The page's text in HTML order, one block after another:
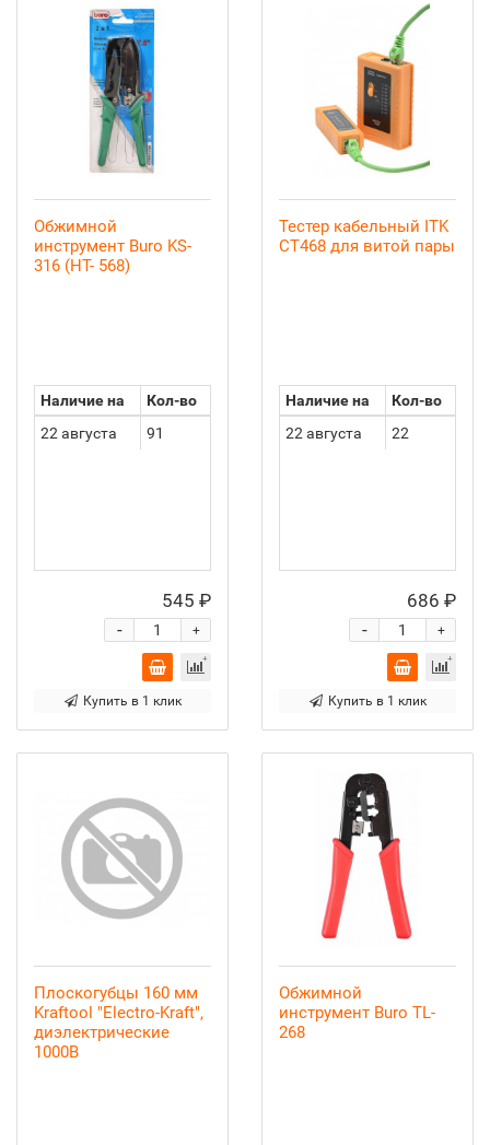
Обжимной
инструмент Buro KS-
316 (HT- 568)
Наличие на
Кол-во
22 августа
91
545 ₽
+
-
Купить в 1 клик
Тестер кабельный ITK
CT468 для витой пары
Наличие на
Кол-во
22 августа
22
686 ₽
+
-
Купить в 1 клик
Плоскогубцы 160 мм
Kraftool "Electro-Kraft",
диэлектрические
1000В
Обжимной
инструмент Buro TL-
268